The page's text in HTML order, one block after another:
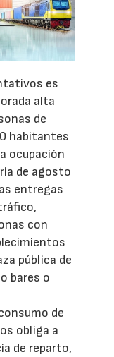
es
alta
de
habitantes
ocupación
de agosto
entregas
con
pública de
bares o
de
obliga a
de reparto,